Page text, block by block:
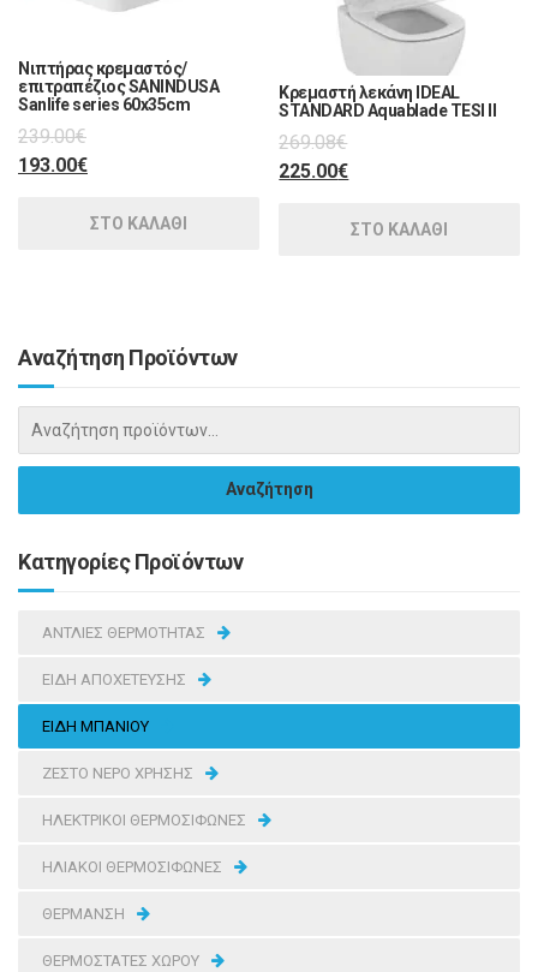
Νιπτήρας κρεμαστός/
επιτραπέζιος SANINDUSA
Sanlife series 60x35cm
239.00€
193.00€
ΣΤΟ ΚΑΛΑΘΙ
Κρεμαστή λεκάνη IDEAL
STANDARD Aquablade TESI II
269.08€
225.00€
ΣΤΟ ΚΑΛΑΘΙ
Αναζήτηση Προϊόντων
Κατηγορίες Προϊόντων
ΑΝΤΛΙΕΣ ΘΕΡΜΟΤΗΤΑΣ
ΕΙΔΗ ΑΠΟΧΕΤΕΥΣΗΣ
ΕΙΔΗ ΜΠΑΝΙΟΥ
ΖΕΣΤΟ ΝΕΡΟ ΧΡΗΣΗΣ
ΗΛΕΚΤΡΙΚΟΙ ΘΕΡΜΟΣΙΦΩΝΕΣ
ΗΛΙΑΚΟΙ ΘΕΡΜΟΣΙΦΩΝΕΣ
ΘΕΡΜΑΝΣΗ
ΘΕΡΜΟΣΤΑΤΕΣ ΧΩΡΟΥ